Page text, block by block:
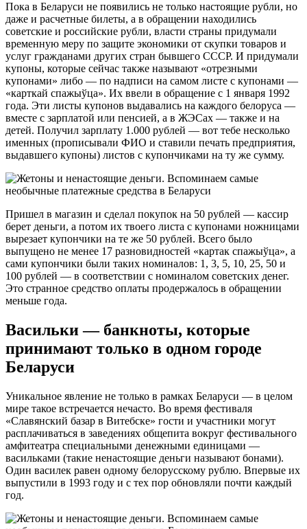
Пока в Беларуси не появились не только настоящие рубли, но
даже и расчетные билеты, а в обращении находились
советские и российские рубли, власти страны придумали
временную меру по защите экономики от скупки товаров и
услуг гражданами других стран бывшего СССР. И придумали
купоны, которые сейчас также называют «отрезными
купонами» либо — по надписи на самом листе с купонами —
«карткай спажыўца». Их ввели в обращение с 1 января 1992
года. Эти листы купонов выдавались на каждого белоруса —
вместе с зарплатой или пенсией, а в ЖЭСах — также и на
детей. Получил зарплату 1.000 рублей — вот тебе несколько
именных (прописывали ФИО и ставили печать предприятия,
выдавшего купоны) листов с купончиками на ту же сумму.
Пришел в магазин и сделал покупок на 50 рублей — кассир
берет деньги, а потом их твоего листа с купонами ножницами
вырезает купончики на те же 50 рублей. Всего было
выпущено не менее 17 разновидностей «картак спажыўца», а
сами купончики были таких номиналов: 1, 3, 5, 10, 25, 50 и
100 рублей — в соответствии с номиналом советских денег.
Это странное средство оплаты продержалось в обращении
меньше года.
Васильки — банкноты, которые
принимают только в одном городе
Беларуси
Уникальное явление не только в рамках Беларуси — в целом
мире такое встречается нечасто. Во время фестиваля
«Славянский базар в Витебске» гости и участники могут
расплачиваться в заведениях общепита вокруг фестивального
амфитеатра специальными денежными единицами —
васильками (такие ненастоящие деньги называют бонами).
Один василек равен одному белорусскому рублю. Впервые их
выпустили в 1993 году и с тех пор обновляли почти каждый
год.